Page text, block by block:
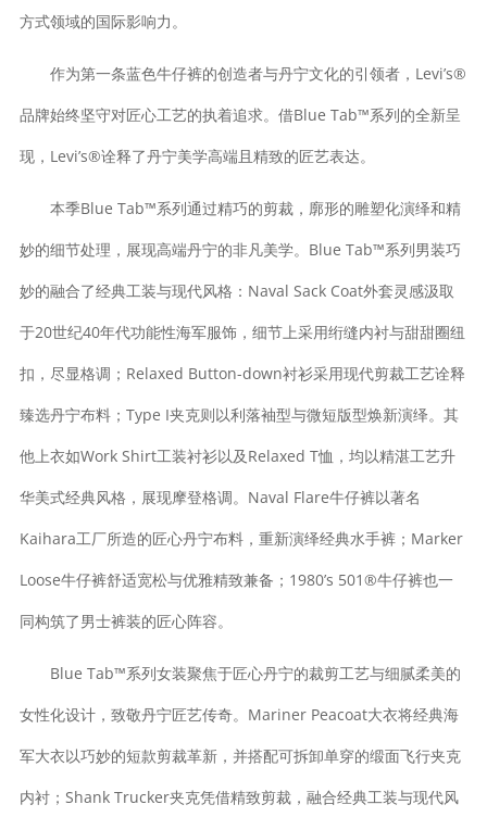
方式领域的国际影响力。
作为第一条蓝色牛仔裤的创造者与丹宁文化的引领者，Levi’s®
品牌始终坚守对匠心工艺的执着追求。借Blue Tab™系列的全新呈
现，Levi’s®诠释了丹宁美学高端且精致的匠艺表达。
本季Blue Tab™系列通过精巧的剪裁，廓形的雕塑化演绎和精
妙的细节处理，展现高端丹宁的非凡美学。Blue Tab™系列男装巧
妙的融合了经典工装与现代风格：Naval Sack Coat外套灵感汲取
于20世纪40年代功能性海军服饰，细节上采用绗缝内衬与甜甜圈纽
扣，尽显格调；Relaxed Button-down衬衫采用现代剪裁工艺诠释
臻选丹宁布料；Type I夹克则以利落袖型与微短版型焕新演绎。其
他上衣如Work Shirt工装衬衫以及Relaxed T恤，均以精湛工艺升
华美式经典风格，展现摩登格调。Naval Flare牛仔裤以著名
Kaihara工厂所造的匠心丹宁布料，重新演绎经典水手裤；Marker
Loose牛仔裤舒适宽松与优雅精致兼备；1980’s 501®牛仔裤也一
同构筑了男士裤装的匠心阵容。
Blue Tab™系列女装聚焦于匠心丹宁的裁剪工艺与细腻柔美的
女性化设计，致敬丹宁匠艺传奇。Mariner Peacoat大衣将经典海
军大衣以巧妙的短款剪裁革新，并搭配可拆卸单穿的缎面飞行夹克
内衬；Shank Trucker夹克凭借精致剪裁，融合经典工装与现代风